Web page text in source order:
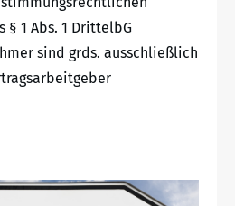
§ 1 Abs. 1 DrittelbG
sind grds. ausschließlich